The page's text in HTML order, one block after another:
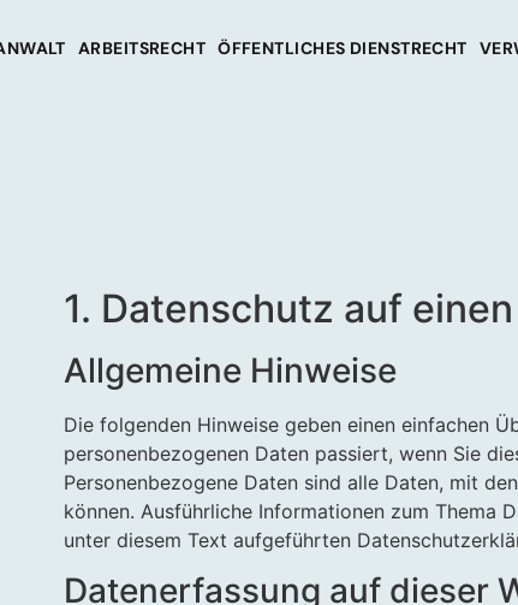
ARBEITSRECHT ÖFFENTLICHES DIENSTRECHT
1. Datenschutz auf
Allgemeine Hinweise
Die folgenden Hinweise geben einen einfachen
personenbezogenen Daten passiert, wenn Sie
Personenbezogene Daten sind alle Daten, mit
können. Ausführliche Informationen zum Thema
unter diesem Text aufgeführten
Datenerfassung auf dieser